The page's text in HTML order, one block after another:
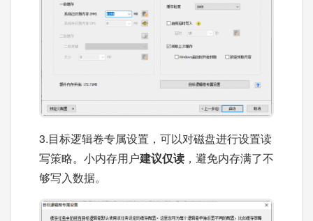
3.目标逻辑卷专属设置，可以对磁盘进行设置读
写策略。小内存用户建议仅读 ，避免内存满了不
够写入数据。